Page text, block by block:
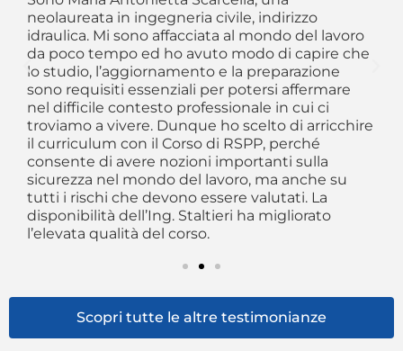
neolaureata in ingegneria civile, indirizzo
idraulica. Mi sono affacciata al mondo del lavoro
da poco tempo ed ho avuto modo di capire che
lo studio, l’aggiornamento e la preparazione
sono requisiti essenziali per potersi affermare
nel difficile contesto professionale in cui ci
troviamo a vivere. Dunque ho scelto di arricchire
il curriculum con il Corso di RSPP, perché
consente di avere nozioni importanti sulla
sicurezza nel mondo del lavoro, ma anche su
tutti i rischi che devono essere valutati. La
disponibilità dell’Ing. Staltieri ha migliorato
l’elevata qualità del corso.
Scopri tutte le altre testimonianze